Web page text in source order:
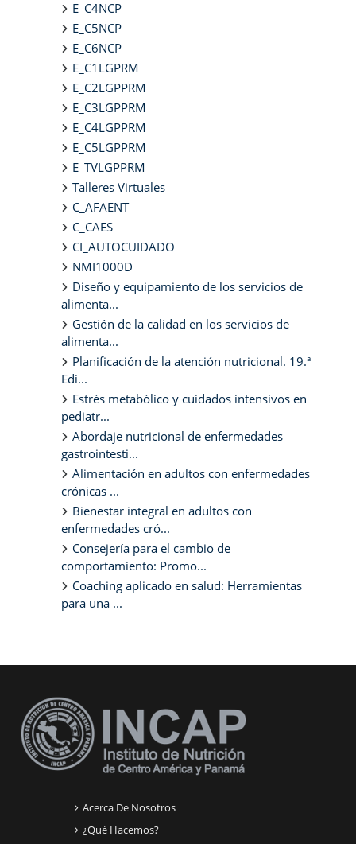
E_C4NCP
E_C5NCP
E_C6NCP
E_C1LGPRM
E_C2LGPPRM
E_C3LGPPRM
E_C4LGPPRM
E_C5LGPPRM
E_TVLGPPRM
Talleres Virtuales
C_AFAENT
C_CAES
CI_AUTOCUIDADO
NMI1000D
Diseño y equipamiento de los servicios de
alimenta...
Gestión de la calidad en los servicios de
alimenta...
Planificación de la atención nutricional. 19.ª
Edi...
Estrés metabólico y cuidados intensivos en
pediatr...
Abordaje nutricional de enfermedades
gastrointesti...
Alimentación en adultos con enfermedades
crónicas ...
Bienestar integral en adultos con
enfermedades cró...
Consejería para el cambio de
comportamiento: Promo...
Coaching aplicado en salud: Herramientas
para una ...
Bloques suplementarios
Acerca De Nosotros
¿Qué Hacemos?